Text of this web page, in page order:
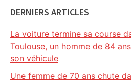
DERNIERS ARTICLES
La voiture termine sa course
Toulouse, un homme de 84
son véhicule
Une femme de 70 ans chute